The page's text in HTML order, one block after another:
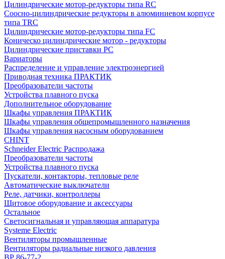
Цилиндрические мотор-редукторы типа RC
Соосно-цилиндрические редукторы в алюминиевом корпусе
типа TRC
Цилиндрические мотор-редукторы типа FC
Коническо цилиндрические мотор - редукторы
Цилиндрические приставки PC
Вариаторы
Распределение и управление электроэнергией
Приводная техника ПРАКТИК
Преобразователи частоты
Устройства плавного пуска
Дополнительное оборудование
Шкафы управления ПРАКТИК
Шкафы управления общепромышленного назначения
Шкафы управления насосным оборудованием
CHINT
Schneider Electric Распродажа
Преобразователи частоты
Устройства плавного пуска
Пускатели, контакторы, тепловые реле
Автоматические выключатели
Реле, датчики, контроллеры
Щитовое оборудование и аксессуары
Остальное
Светосигнальная и управляющая аппаратура
Systeme Electric
Вентиляторы промышленные
Вентиляторы радиальные низкого давления
ВР 86-77-2